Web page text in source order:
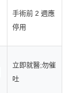
手術前 2 週應
停用
立即就醫;勿催
吐